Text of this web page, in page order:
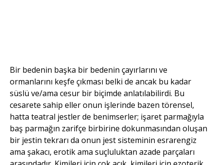
Bir bedenin başka bir bedenin çayırlarını ve
ormanlarını keşfe çıkması belki de ancak bu kadar
süslü ve/ama cesur bir biçimde anlatılabilirdi. Bu
cesarete sahip eller onun işlerinde bazen törensel,
hatta teatral jestler de benimserler; işaret parmağıyla
baş parmağın zarifçe birbirine dokunmasından oluşan
bir jestin tekrarı da onun jest sisteminin esrarengiz
ama şakacı, erotik ama suçluluktan azade parçaları